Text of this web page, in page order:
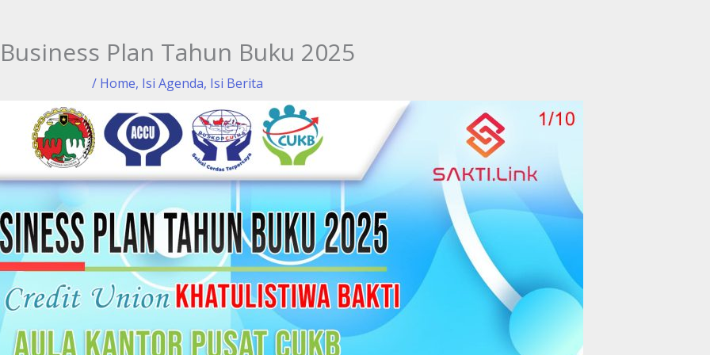
Business Plan Tahun Buku 2025
/ Home, Isi Agenda, Isi Berita